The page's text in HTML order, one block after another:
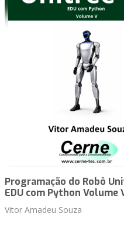
Programação do Robô
EDU com Python Volume
Vitor Amadeu Souza